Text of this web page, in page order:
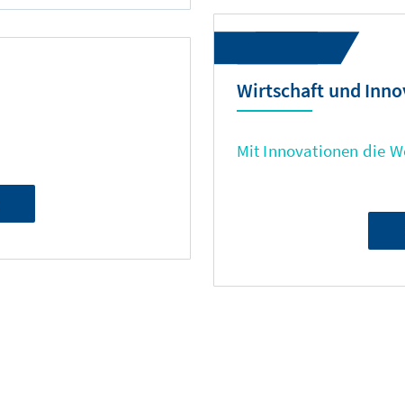
Wirtschaft und
Mit Innovationen die